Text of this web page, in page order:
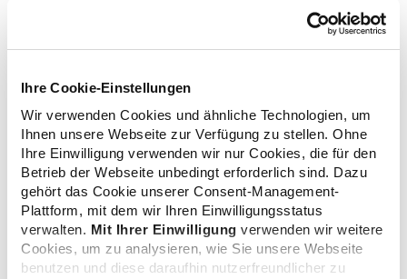
Ihre Cookie-Einstellungen
Wir verwenden Cookies und ähnliche Technologien, um
Ihnen unsere Webseite zur Verfügung zu stellen. Ohne
Ihre Einwilligung verwenden wir nur Cookies, die für den
Betrieb der Webseite unbedingt erforderlich sind. Dazu
gehört das Cookie unserer Consent-Management-
Plattform, mit dem wir Ihren Einwilligungsstatus
verwalten. Mit Ihrer Einwilligung verwenden wir weitere
Cookies, um zu analysieren, wie Sie unsere Webseite
benutzen und diese daraufhin nutzerfreundlicher zu
zurück zur Liste
Zusatzinformationen
Links